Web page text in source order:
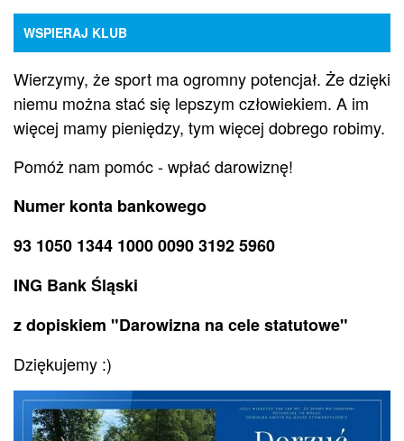
WSPIERAJ KLUB
Wierzymy, że sport ma ogromny potencjał. Że dzięki
niemu można stać się lepszym człowiekiem. A im
więcej mamy pieniędzy, tym więcej dobrego robimy.
Pomóż nam pomóc - wpłać darowiznę!
Numer konta bankowego
93 1050 1344 1000 0090 3192 5960
ING Bank Śląski
z dopiskiem "Darowizna na cele statutowe"
Dziękujemy :)